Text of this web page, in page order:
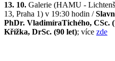
13. 10. Galerie (HAMU -
13, Praha 1) v 19:30 hodin /
PhDr. VladimíraTichého, CSc.
Křížka, DrSc. (90 let); více zde